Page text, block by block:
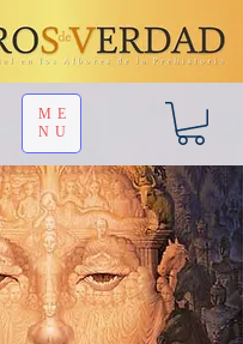
ME
NU